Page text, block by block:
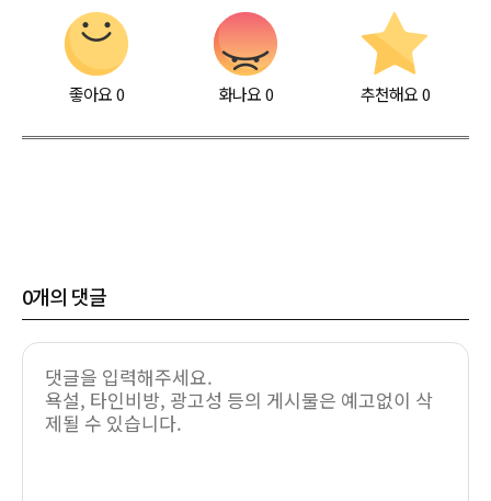
좋아요0 화나요0 추천해요 0
0개의 댓글